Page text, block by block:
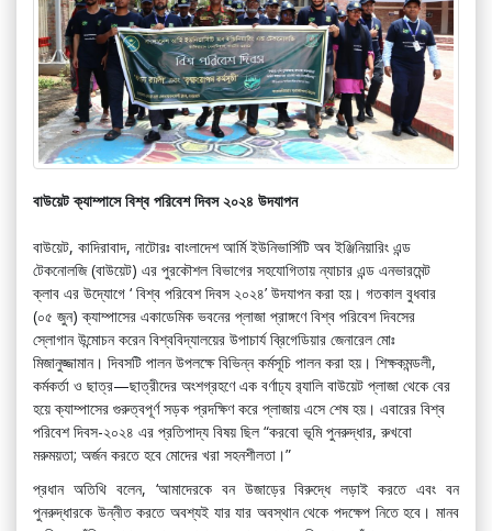
বাউয়েট ক্যাম্পাসে বিশ্ব পরিবেশ দিবস ২০২৪ উদযাপন
বাউয়েট, কাদিরাবাদ, নাটোরঃ বাংলাদেশ আর্মি ইউনিভার্সিটি অব ইঞ্জিনিয়ারিং এন্ড
টেকনোলজি (বাউয়েট) এর পুরকৌশল বিভাগের সহযোগিতায় ন্যাচার এন্ড এনভারমেন্ট
ক্লাব এর উদ্যোগে ‘ বিশ্ব পরিবেশ দিবস ২০২৪’ উদযাপন করা হয়। গতকাল বুধবার
(০৫ জুন) ক্যাম্পাসের একাডেমিক ভবনের প্লাজা প্রাঙ্গণে বিশ্ব পরিবেশ দিবসের
স্লোগান উন্মোচন করেন বিশ্ববিদ্যালয়ের উপাচার্য ব্রিগেডিয়ার জেনারেল মোঃ
মিজানুজ্জামান। দিবসটি পালন উপলক্ষে বিভিন্ন কর্মসূচি পালন করা হয়। শিক্ষকমন্ডলী,
কর্মকর্তা ও ছাত্র—ছাত্রীদের অংশগ্রহণে এক বর্ণাঢ্য র‌্যালি বাউয়েট প্লাজা থেকে বের
হয়ে ক্যাম্পাসের গুরুত্বপূর্ণ সড়ক প্রদক্ষিণ করে প্লাজায় এসে শেষ হয়। এবারের বিশ্ব
পরিবেশ দিবস-২০২৪ এর প্রতিপাদ্য বিষয় ছিল “করবো ভূমি পুনরুদ্ধার, রুখবো
মরুময়তা; অর্জন করতে হবে মোদের খরা সহনশীলতা।”
প্রধান অতিথি বলেন, ‘আমাদেরকে বন উজাড়ের বিরুদ্ধে লড়াই করতে এবং বন
পুনরুদ্ধারকে উন্নীত করতে অবশ্যই যার যার অবস্থান থেকে পদক্ষেপ নিতে হবে। মানব